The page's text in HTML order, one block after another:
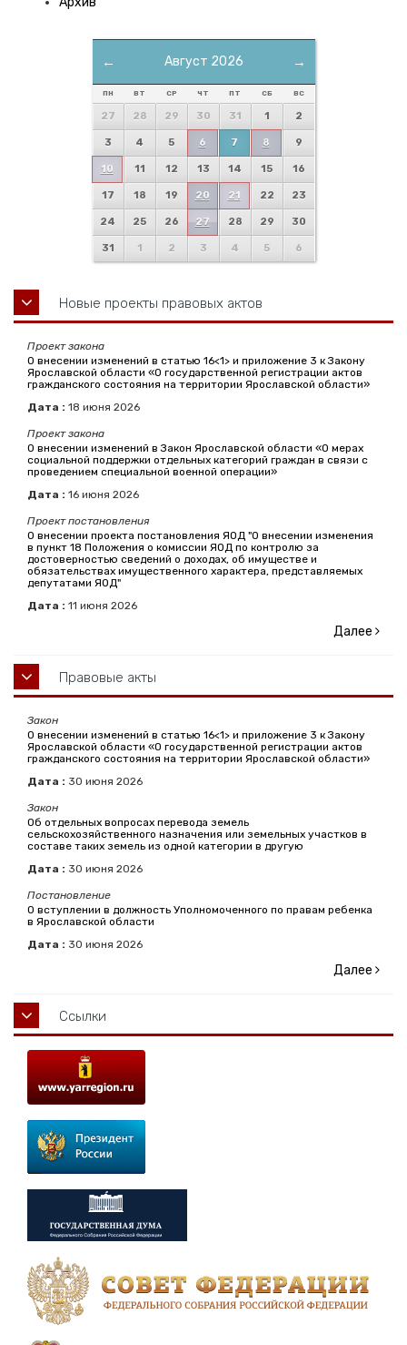
← →
Август 2026
ПН ВТ СР ЧТ ПТ СБ ВС
27 28 29 30 31 1 2
3 4 5 6 7 8 9
10 11 12 13 14 15 16
17 18 19 20 21 22 23
24 25 26 27 28 29 30
31 1 2 3 4 5 6
Новые проекты правовых актов
Проект закона
О внесении изменений в статью 16<1> и приложение 3 к Закону
Ярославской области «О государственной регистрации актов
гражданского состояния на территории Ярославской области»
Дата : 18 июня 2026
Проект закона
О внесении изменений в Закон Ярославской области «О мерах
социальной поддержки отдельных категорий граждан в связи с
проведением специальной военной операции»
Дата : 16 июня 2026
Проект постановления
О внесении проекта постановления ЯОД "О внесении изменения
в пункт 18 Положения о комиссии ЯОД по контролю за
достоверностью сведений о доходах, об имуществе и
обязательствах имущественного характера, представляемых
депутатами ЯОД"
Дата : 11 июня 2026
Далее
Правовые акты
Закон
О внесении изменений в статью 16<1> и приложение 3 к Закону
Ярославской области «О государственной регистрации актов
гражданского состояния на территории Ярославской области»
Дата : 30 июня 2026
Закон
Об отдельных вопросах перевода земель
сельскохозяйственного назначения или земельных участков в
составе таких земель из одной категории в другую
Дата : 30 июня 2026
Постановление
О вступлении в должность Уполномоченного по правам ребенка
в Ярославской области
Дата : 30 июня 2026
Далее
Ссылки